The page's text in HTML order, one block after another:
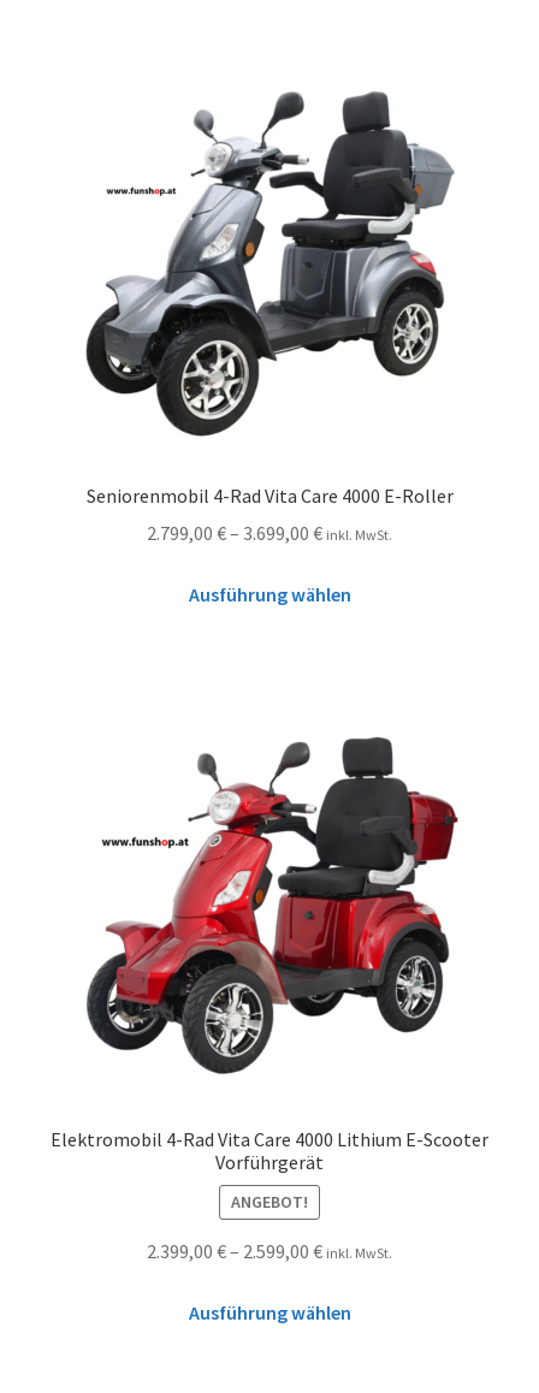
Seniorenmobil 4-Rad Vita Care 4000 E-Roller
2.799,00 €– 3.699,00 € inkl. MwSt.
Ausführung wählen
Elektromobil 4-Rad Vita Care 4000 Lithium E-Scooter
Vorführgerät
ANGEBOT!
2.399,00 €– 2.599,00 € inkl. MwSt.
Ausführung wählen